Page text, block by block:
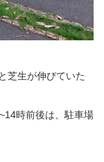
芝生が伸びていた
時前後は、駐車場